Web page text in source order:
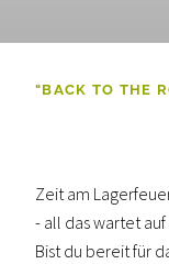
"BACK TO THE
Zeit am
- all das wartet auf
Bist du bereit für